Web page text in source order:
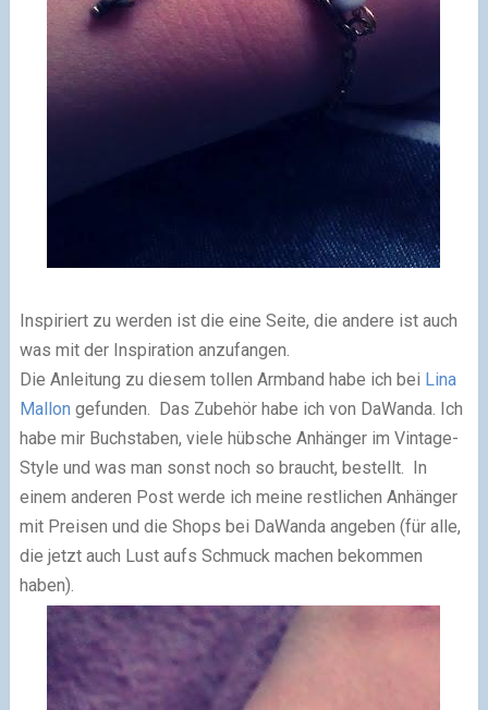
Inspiriert zu werden ist die eine Seite, die andere ist auch
was mit der Inspiration anzufangen.
Die Anleitung zu diesem tollen Armband habe ich bei Lina
Mallon gefunden. Das Zubehör habe ich von DaWanda. Ich
habe mir Buchstaben, viele hübsche Anhänger im Vintage-
Style und was man sonst noch so braucht, bestellt. In
einem anderen Post werde ich meine restlichen Anhänger
mit Preisen und die Shops bei DaWanda angeben (für alle,
die jetzt auch Lust aufs Schmuck machen bekommen
haben).